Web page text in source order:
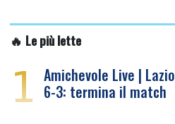
🔥 Le più lette
1 Amichevole Live |
6-3: termina il match